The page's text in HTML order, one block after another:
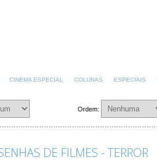
CINEMA ESPECIAL COLUNAS ESPECIAIS
Ordem:
DE FILMES - TERROR